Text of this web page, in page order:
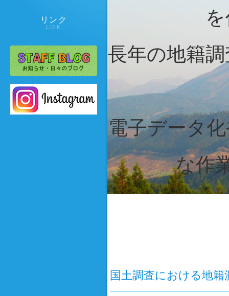
リンク
LINK
長年の地籍
電子データ
な作
国土調査における地籍